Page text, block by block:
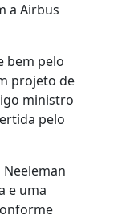
a Airbus
bem pelo
projeto de
ministro
pelo
e uma